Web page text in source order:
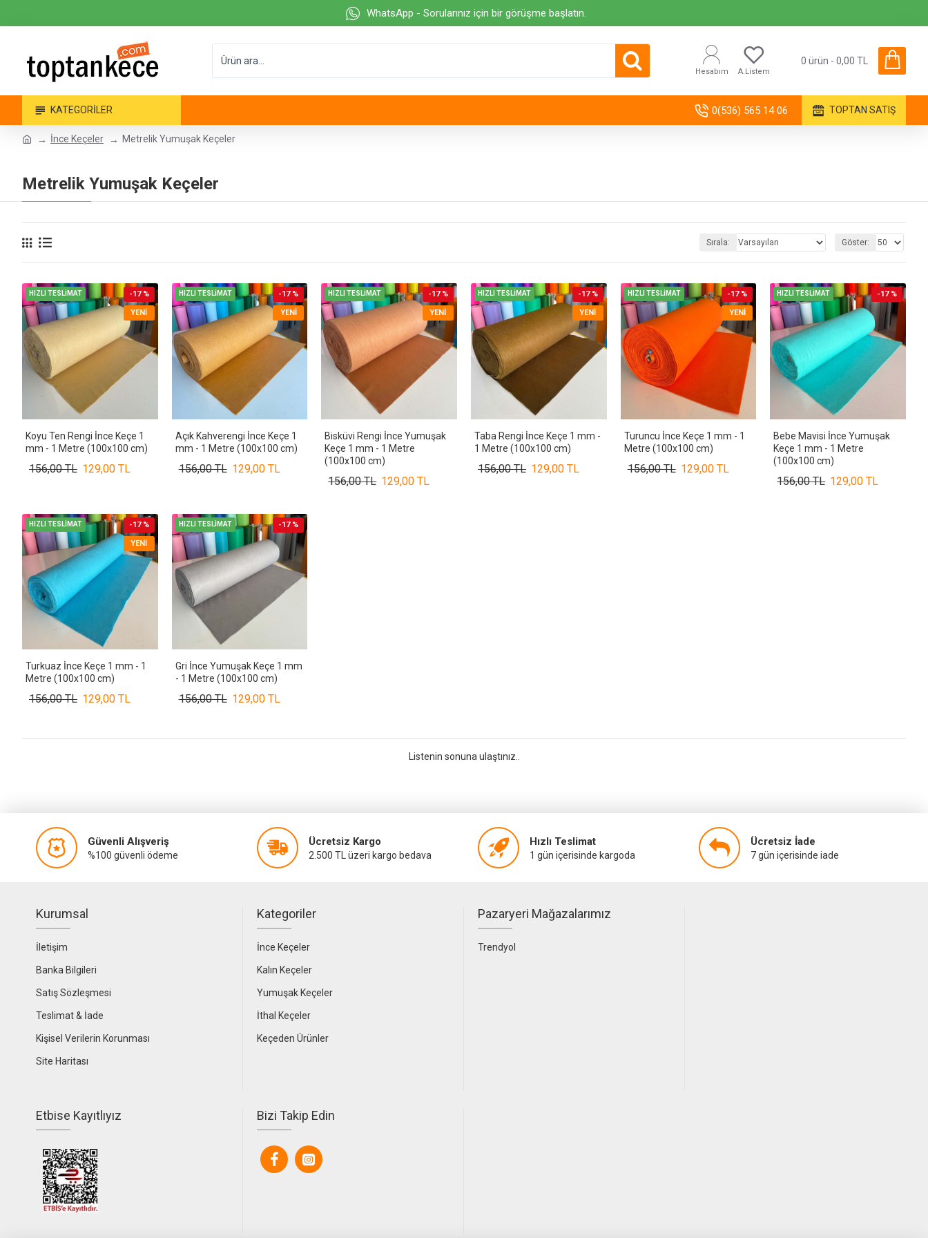
WhatsApp - Sorularınız için bir görüşme başlatın.
Hesabım A.Listem
0 ürün - 0,00 TL
KATEGORILER 0(536) 565 14 06 TOPTAN SATIŞ
İnce Keçeler Metrelik Yumuşak Keçeler
Metrelik Yumuşak Keçeler
Sırala: Göster:
HIZLI TESLİMAT
YENI
-17 %
Koyu Ten Rengi İnce Keçe 1
mm - 1 Metre (100x100 cm)
129,00 TL
156,00 TL
HIZLI TESLİMAT
YENI
-17 %
Açık Kahverengi İnce Keçe 1
mm - 1 Metre (100x100 cm)
129,00 TL
156,00 TL
HIZLI TESLİMAT
YENI
-17 %
Bisküvi Rengi İnce Yumuşak
Keçe 1 mm - 1 Metre
(100x100 cm)
129,00 TL
156,00 TL
HIZLI TESLİMAT
YENI
-17 %
Taba Rengi İnce Keçe 1 mm -
1 Metre (100x100 cm)
129,00 TL
156,00 TL
HIZLI TESLİMAT
YENI
-17 %
Turuncu İnce Keçe 1 mm - 1
Metre (100x100 cm)
129,00 TL
156,00 TL
HIZLI TESLİMAT -17 %
Bebe Mavisi İnce Yumuşak
Keçe 1 mm - 1 Metre
(100x100 cm)
129,00 TL
156,00 TL
HIZLI TESLİMAT
YENI
-17 %
Turkuaz İnce Keçe 1 mm - 1
Metre (100x100 cm)
129,00 TL
156,00 TL
HIZLI TESLİMAT -17 %
Gri İnce Yumuşak Keçe 1 mm
- 1 Metre (100x100 cm)
129,00 TL
156,00 TL
Listenin sonuna ulaştınız..
Güvenli Alışveriş
%100 güvenli ödeme
Ücretsiz Kargo
2.500 TL üzeri kargo bedava
Hızlı Teslimat
1 gün içerisinde kargoda
Ücretsiz İade
7 gün içerisinde iade
Kurumsal
İletişim
Banka Bilgileri
Satış Sözleşmesi
Teslimat & İade
Kişisel Verilerin Korunması
Site Haritası
Kategoriler
İnce Keçeler
Kalın Keçeler
Yumuşak Keçeler
İthal Keçeler
Keçeden Ürünler
Pazaryeri Mağazalarımız
Trendyol
Etbise Kayıtlıyız Bizi Takip Edin